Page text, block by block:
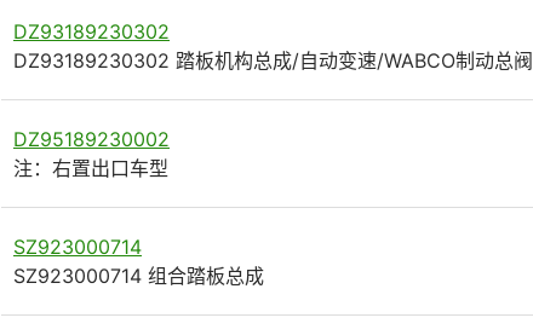
DZ93189230302
DZ93189230302 踏板机构总成/自动变速/WABCO制动总阀
DZ95189230002
注：右置出口车型
SZ923000714
SZ923000714 组合踏板总成